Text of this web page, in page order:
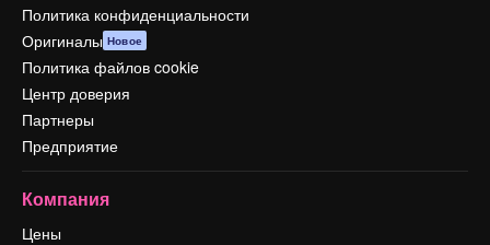
Политика конфиденциальности
Оригиналы Новое
Политика файлов cookie
Центр доверия
Партнеры
Предприятие
Компания
Цены